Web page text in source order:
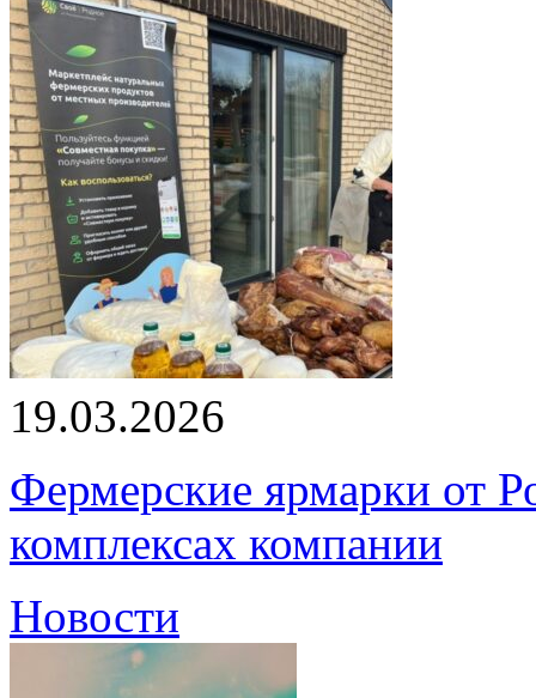
19.03.2026
Фермерские ярмарки от
комплексах компании
Новости